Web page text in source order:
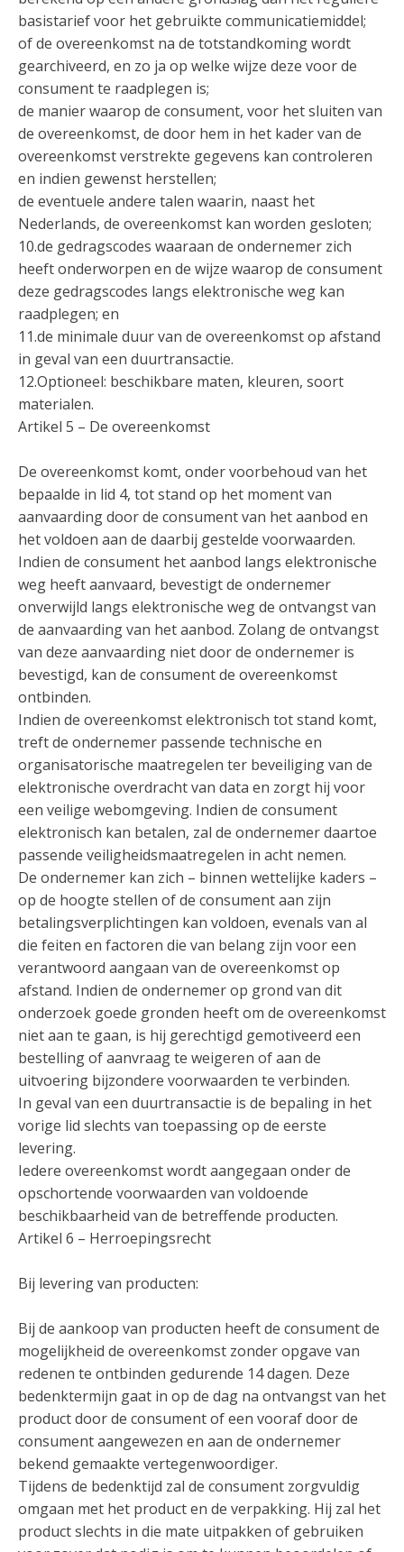
basistarief voor het gebruikte communicatiemiddel;
of de overeenkomst na de totstandkoming wordt
gearchiveerd, en zo ja op welke wijze deze voor de
consument te raadplegen is;
de manier waarop de consument, voor het sluiten van
de overeenkomst, de door hem in het kader van de
overeenkomst verstrekte gegevens kan controleren
en indien gewenst herstellen;
de eventuele andere talen waarin, naast het
Nederlands, de overeenkomst kan worden gesloten;
10.de gedragscodes waaraan de ondernemer zich
heeft onderworpen en de wijze waarop de consument
deze gedragscodes langs elektronische weg kan
raadplegen; en
11.de minimale duur van de overeenkomst op afstand
in geval van een duurtransactie.
12.Optioneel: beschikbare maten, kleuren, soort
materialen.
Artikel 5 – De overeenkomst
De overeenkomst komt, onder voorbehoud van het
bepaalde in lid 4, tot stand op het moment van
aanvaarding door de consument van het aanbod en
het voldoen aan de daarbij gestelde voorwaarden.
Indien de consument het aanbod langs elektronische
weg heeft aanvaard, bevestigt de ondernemer
onverwijld langs elektronische weg de ontvangst van
de aanvaarding van het aanbod. Zolang de ontvangst
van deze aanvaarding niet door de ondernemer is
bevestigd, kan de consument de overeenkomst
ontbinden.
Indien de overeenkomst elektronisch tot stand komt,
treft de ondernemer passende technische en
organisatorische maatregelen ter beveiliging van de
elektronische overdracht van data en zorgt hij voor
een veilige webomgeving. Indien de consument
elektronisch kan betalen, zal de ondernemer daartoe
passende veiligheidsmaatregelen in acht nemen.
De ondernemer kan zich – binnen wettelijke kaders –
op de hoogte stellen of de consument aan zijn
betalingsverplichtingen kan voldoen, evenals van al
die feiten en factoren die van belang zijn voor een
verantwoord aangaan van de overeenkomst op
afstand. Indien de ondernemer op grond van dit
onderzoek goede gronden heeft om de overeenkomst
niet aan te gaan, is hij gerechtigd gemotiveerd een
bestelling of aanvraag te weigeren of aan de
uitvoering bijzondere voorwaarden te verbinden.
In geval van een duurtransactie is de bepaling in het
vorige lid slechts van toepassing op de eerste
levering.
Iedere overeenkomst wordt aangegaan onder de
opschortende voorwaarden van voldoende
beschikbaarheid van de betreffende producten.
Artikel 6 – Herroepingsrecht
Bij levering van producten:
Bij de aankoop van producten heeft de consument de
mogelijkheid de overeenkomst zonder opgave van
redenen te ontbinden gedurende 14 dagen. Deze
bedenktermijn gaat in op de dag na ontvangst van het
product door de consument of een vooraf door de
consument aangewezen en aan de ondernemer
bekend gemaakte vertegenwoordiger.
Tijdens de bedenktijd zal de consument zorgvuldig
omgaan met het product en de verpakking. Hij zal het
product slechts in die mate uitpakken of gebruiken